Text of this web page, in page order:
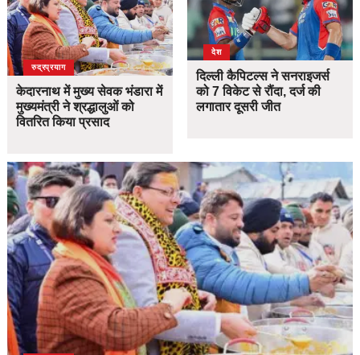
उत्तराखंड
देश
रुद्रप्रयाग
केदारनाथ में मुख्य सेवक भंडारा में
मुख्यमंत्री ने श्रद्धालुओं को
वितरित किया प्रसाद
देश
दिल्ली कैपिटल्स ने सनराइजर्स
को 7 विकेट से रौंदा, दर्ज की
लगातार दूसरी जीत